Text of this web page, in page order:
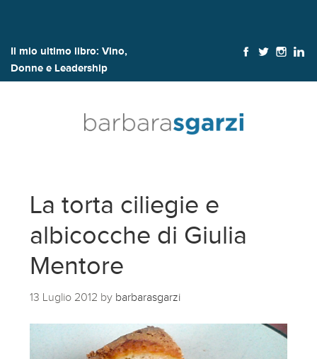
Il mio ultimo libro: Vino,
Donne e Leadership
La torta ciliegie e
albicocche di Giulia
Mentore
13 Luglio 2012 by barbarasgarzi